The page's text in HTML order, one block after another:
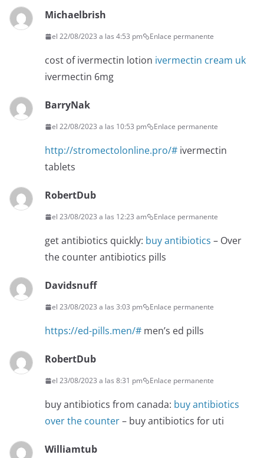
Michaelbrish
el 22/08/2023 a las 4:53 pm Enlace permanente
cost of ivermectin lotion ivermectin cream uk
ivermectin 6mg
BarryNak
el 22/08/2023 a las 10:53 pm Enlace permanente
http://stromectolonline.pro/# ivermectin
tablets
RobertDub
el 23/08/2023 a las 12:23 am Enlace permanente
get antibiotics quickly: buy antibiotics – Over
the counter antibiotics pills
Davidsnuff
el 23/08/2023 a las 3:03 pm Enlace permanente
https://ed-pills.men/# men’s ed pills
RobertDub
el 23/08/2023 a las 8:31 pm Enlace permanente
buy antibiotics from canada: buy antibiotics
over the counter– buy antibiotics for uti
Williamtub